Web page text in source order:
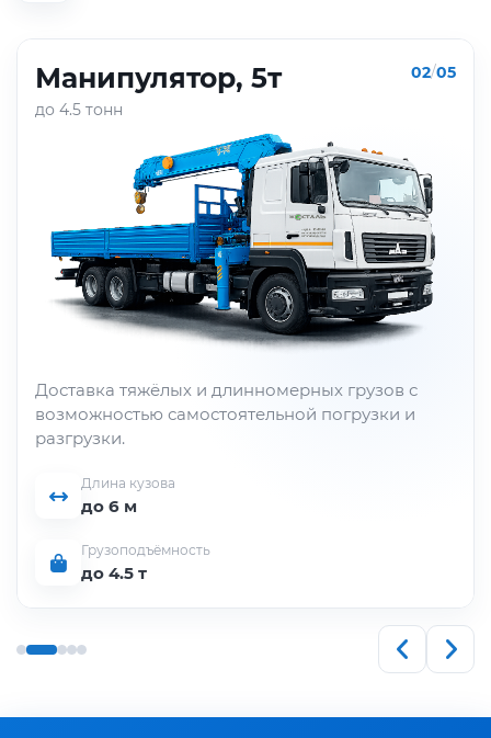
Манипулятор, 5т
до 4.5 тонн
02/05
Доставка тяжёлых и длинномерных грузов с
возможностью самостоятельной погрузки и
разгрузки.
Длина кузова
до 6 м
Грузоподъёмность
до 4.5 т